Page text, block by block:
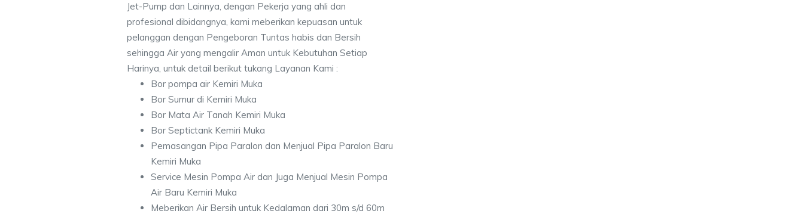
Jet-Pump dan Lainnya, dengan Pekerja yang ahli dan
profesional dibidangnya, kami meberikan kepuasan untuk
pelanggan dengan Pengeboran Tuntas habis dan Bersih
sehingga Air yang mengalir Aman untuk Kebutuhan Setiap
Harinya, untuk detail berikut tukang Layanan Kami :
Bor pompa air Kemiri Muka
Bor Sumur di Kemiri Muka
Bor Mata Air Tanah Kemiri Muka
Bor Septictank Kemiri Muka
Pemasangan Pipa Paralon dan Menjual Pipa Paralon Baru
Kemiri Muka
Service Mesin Pompa Air dan Juga Menjual Mesin Pompa
Air Baru Kemiri Muka
Meberikan Air Bersih untuk Kedalaman dari 30m s/d 60m